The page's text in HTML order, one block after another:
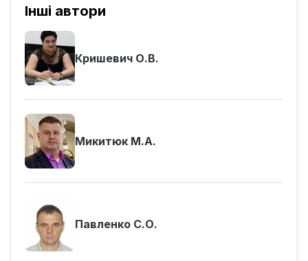
Інші автори
Кришевич О.В.
Микитюк М.А.
Павленко С.О.